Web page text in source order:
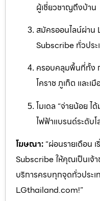
ผู้เชี่ยวชาญถึงบ้าน
สมัครออนไลน์ผ่า
Subscribe ทั่วประ
ครอบคลุมพื้นที่ทั้ง
โคราช ภูเก็ต และเ
โมเดล “จ่ายน้อย ไ
ไฟฟ้าแบรนด์ระดับ
โฆษณา: “ผ่อนรายเดือน
Subscribe ให้คุณเป็นเจ้
บริการครบทุกจุดทั่วประเ
LGthailand.com!”